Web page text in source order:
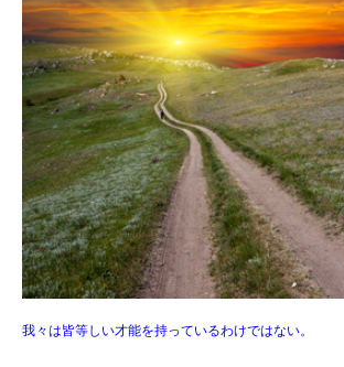
我々は皆等しい才能を持っているわけではない。